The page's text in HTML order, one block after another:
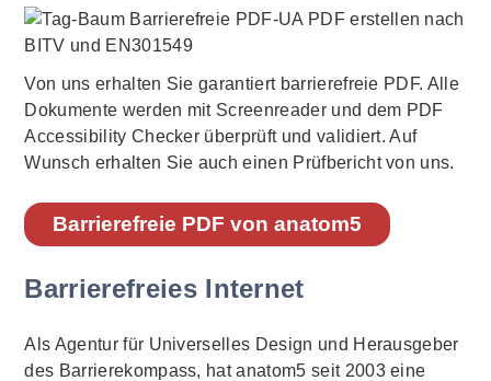
Von uns erhalten Sie garantiert barrierefreie PDF. Alle
Dokumente werden mit Screenreader und dem PDF
Accessibility Checker überprüft und validiert. Auf
Wunsch erhalten Sie auch einen Prüfbericht von uns.
Barrierefreie PDF von anatom5
Barrierefreies Internet
Als Agentur für Universelles Design und Herausgeber
des Barrierekompass, hat anatom5 seit 2003 eine